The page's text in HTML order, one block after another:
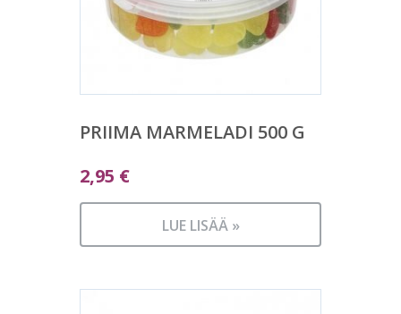
PRIIMA MARMELADI 500 G
2,95 €
LUE LISÄÄ »